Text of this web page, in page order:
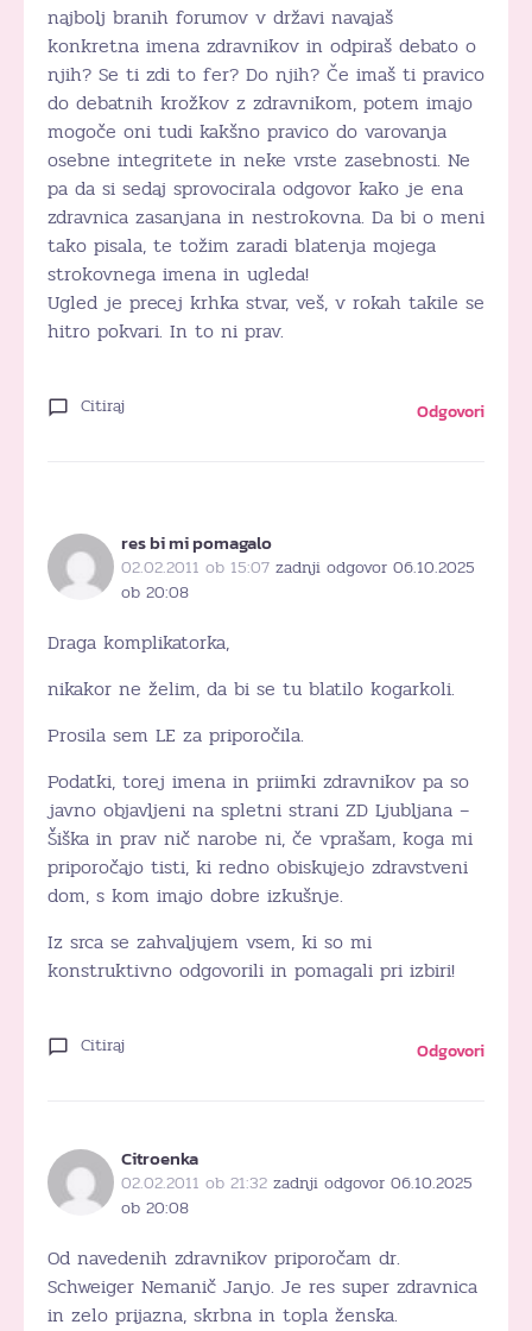
najbolj branih forumov v državi navajaš
konkretna imena zdravnikov in odpiraš debato o
njih? Se ti zdi to fer? Do njih? Če imaš ti pravico
do debatnih krožkov z zdravnikom, potem imajo
mogoče oni tudi kakšno pravico do varovanja
osebne integritete in neke vrste zasebnosti. Ne
pa da si sedaj sprovocirala odgovor kako je ena
zdravnica zasanjana in nestrokovna. Da bi o meni
tako pisala, te tožim zaradi blatenja mojega
strokovnega imena in ugleda!
Ugled je precej krhka stvar, veš, v rokah takile se
hitro pokvari. In to ni prav.
Citiraj Odgovori
res bi mi pomagalo
02.02.2011 ob 15:07 zadnji odgovor 06.10.2025
ob 20:08
Draga komplikatorka,
nikakor ne želim, da bi se tu blatilo kogarkoli.
Prosila sem LE za priporočila.
Podatki, torej imena in priimki zdravnikov pa so
javno objavljeni na spletni strani ZD Ljubljana –
Šiška in prav nič narobe ni, če vprašam, koga mi
priporočajo tisti, ki redno obiskujejo zdravstveni
dom, s kom imajo dobre izkušnje.
Iz srca se zahvaljujem vsem, ki so mi
konstruktivno odgovorili in pomagali pri izbiri!
Citiraj Odgovori
Citroenka
02.02.2011 ob 21:32 zadnji odgovor 06.10.2025
ob 20:08
Od navedenih zdravnikov priporočam dr.
Schweiger Nemanič Janjo. Je res super zdravnica
in zelo prijazna, skrbna in topla ženska.